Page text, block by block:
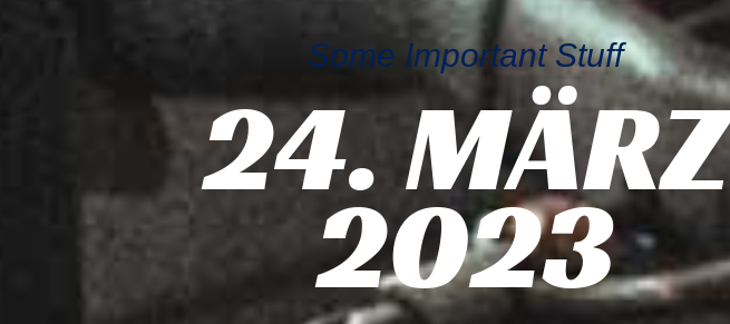
Some Important Stuff
24. MÄRZ
2023